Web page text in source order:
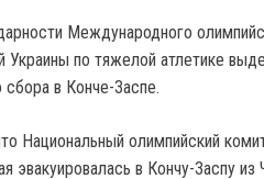
Международного
Украины по тяжелой атлетике
сбора в Конче-Заспе.
Национальный олимпийский
эвакуировалась в Кончу-Заспу